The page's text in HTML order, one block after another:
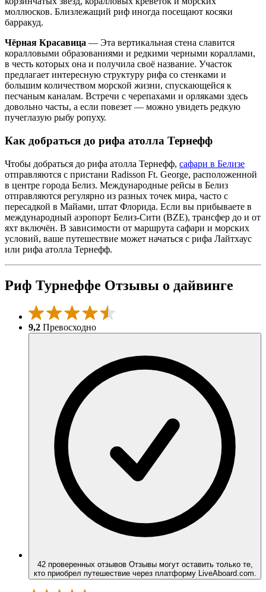
моллюсков. Близлежащий риф иногда посещают косяки
барракуд.
Чёрная Красавица — Эта вертикальная стена славится
коралловыми образованиями и редкими черными кораллами,
в честь которых она и получила своё название. Участок
предлагает интересную структуру рифа со стенками и
большим количеством морской жизни, спускающейся к
песчаным каналам. Встречи с черепахами и орляками здесь
довольно часты, а если повезет — можно увидеть редкую
пучеглазую рыбу ропуху.
Как добраться до рифа атолла Тернефф
Чтобы добраться до рифа атолла Тернефф, сафари в Белизе
отправляются с пристани Radisson Ft. George, расположенной
в центре города Белиз. Международные рейсы в Белиз
отправляются регулярно из разных точек мира, часто с
пересадкой в Майами, штат Флорида. Если вы прибываете в
международный аэропорт Белиз-Сити (BZE), трансфер до и от
яхт включён. В зависимости от маршрута сафари и морских
условий, ваше путешествие может начаться с рифа Лайтхаус
или рифа атолла Тернефф.
Риф Турнеффе Отзывы о дайвинге
9,2 Превосходно
42 проверенных отзывов Отзывы могут оставить только те,
кто приобрел путешествие через платформу LiveAboard.com.